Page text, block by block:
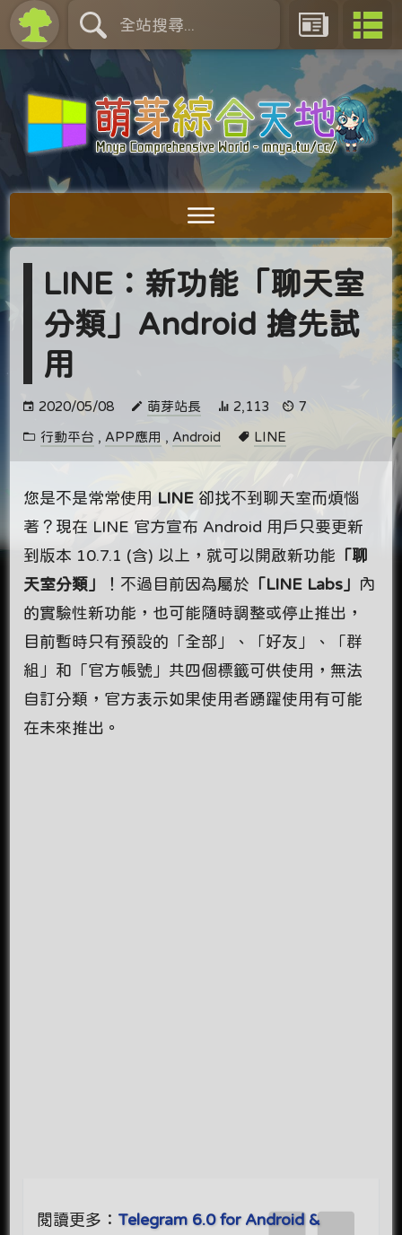
LINE：新功能「聊天室
分類」Android 搶先試
用
2020/05/08 萌芽站長 2,113 7
行動平台 , APP應用 , Android LINE
您是不是常常使用 LINE 卻找不到聊天室而煩惱
著？現在 LINE 官方宣布 Android 用戶只要更新
到版本 10.7.1 (含) 以上，就可以開啟新功能 「聊
天室分類」
！不過目前因為屬於 「LINE Labs」
內
的實驗性新功能，也可能隨時調整或停止推出，
目前暫時只有預設的「全部」、「好友」、「群
組」和「官方帳號」共四個標籤可供使用，無法
自訂分類，官方表示如果使用者踴躍使用有可能
在未來推出。
閱讀更多： Telegram 6.0 for Android &